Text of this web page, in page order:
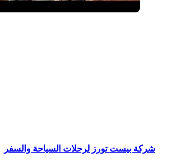
شركة بيست تورز لرحلات السياحة والسفر